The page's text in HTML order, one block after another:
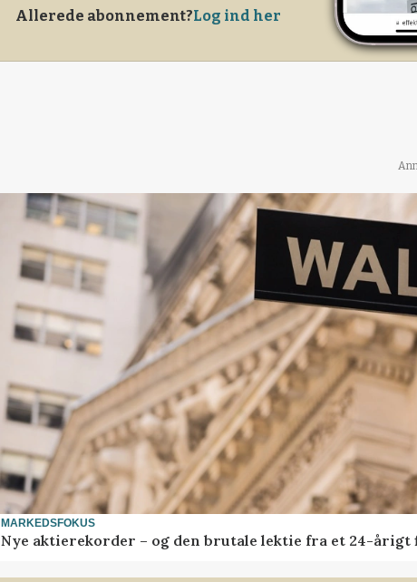
Allerede abonnement?Log ind her
MARKEDSFOKUS
Nye aktierekorder – og den brutale lektie fra et 24-årigt